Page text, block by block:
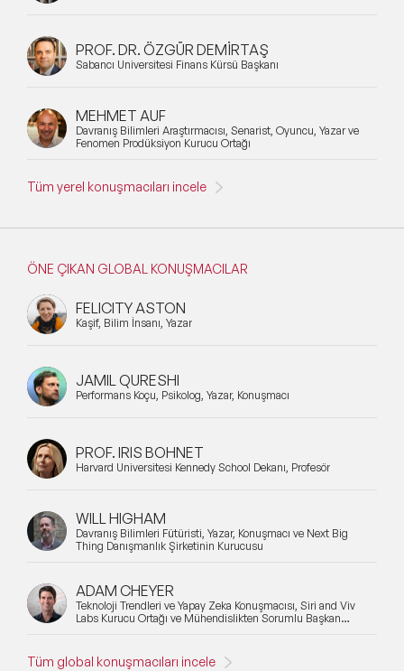
PROF. DR. ÖZGÜR DEMİRTAŞ
Sabancı Üniversitesi Finans Kürsü Başkanı
MEHMET AUF
Davranış Bilimleri Araştırmacısı, Senarist, Oyuncu, Yazar ve
Fenomen Prodüksiyon Kurucu Ortağı
Tüm yerel konuşmacıları incele
ÖNE ÇIKAN GLOBAL KONUŞMACILAR
FELICITY ASTON
Kaşif, Bilim İnsanı, Yazar
JAMIL QURESHI
Performans Koçu, Psikolog, Yazar, Konuşmacı
PROF. IRIS BOHNET
Harvard Üniversitesi Kennedy School Dekanı, Profesör
WILL HIGHAM
Davranış Bilimleri Fütüristi, Yazar, Konuşmacı ve Next Big
Thing Danışmanlık Şirketinin Kurucusu
ADAM CHEYER
Teknoloji Trendleri ve Yapay Zeka Konuşmacısı, Siri and Viv
Labs Kurucu Ortağı ve Mühendislikten Sorumlu Başkan
Tüm global konuşmacıları incele